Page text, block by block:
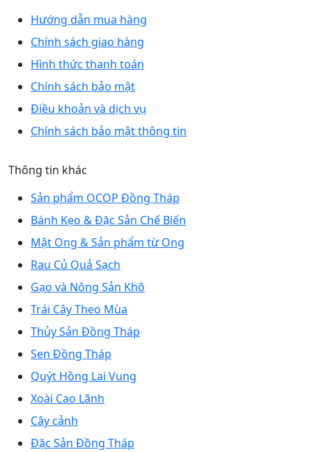
Hướng dẫn mua hàng
Chính sách giao hàng
Hình thức thanh toán
Chính sách bảo mật
Điều khoản và dịch vụ
Chính sách bảo mật thông tin
Thông tin khác
Sản phẩm OCOP Đồng Tháp
Bánh Kẹo & Đặc Sản Chế Biến
Mật Ong & Sản phẩm từ Ong
Rau Củ Quả Sạch
Gạo và Nông Sản Khô
Trái Cây Theo Mùa
Thủy Sản Đồng Tháp
Sen Đồng Tháp
Quýt Hồng Lai Vung
Xoài Cao Lãnh
Cây cảnh
Đặc Sản Đồng Tháp